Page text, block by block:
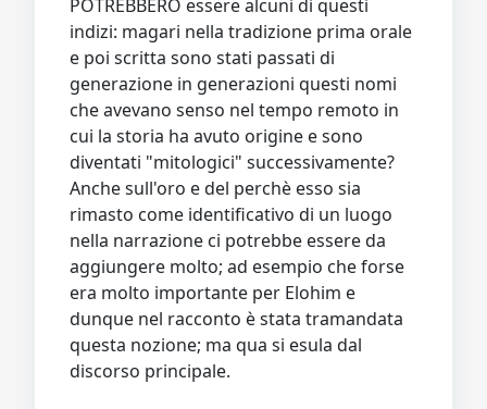
POTREBBERO essere alcuni di questi
indizi: magari nella tradizione prima orale
e poi scritta sono stati passati di
generazione in generazioni questi nomi
che avevano senso nel tempo remoto in
cui la storia ha avuto origine e sono
diventati "mitologici" successivamente?
Anche sull'oro e del perchè esso sia
rimasto come identificativo di un luogo
nella narrazione ci potrebbe essere da
aggiungere molto; ad esempio che forse
era molto importante per Elohim e
dunque nel racconto è stata tramandata
questa nozione; ma qua si esula dal
discorso principale.